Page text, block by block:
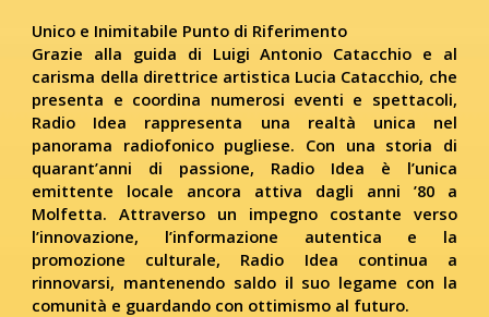
Unico e Inimitabile Punto di Riferimento
Grazie alla guida di Luigi Antonio Catacchio e al
carisma della direttrice artistica Lucia Catacchio, che
presenta e coordina numerosi eventi e spettacoli,
Radio Idea rappresenta una realtà unica nel
panorama radiofonico pugliese. Con una storia di
quarant’anni di passione, Radio Idea è l’unica
emittente locale ancora attiva dagli anni ’80 a
Molfetta. Attraverso un impegno costante verso
l’innovazione, l’informazione autentica e la
promozione culturale, Radio Idea continua a
rinnovarsi, mantenendo saldo il suo legame con la
comunità e guardando con ottimismo al futuro.